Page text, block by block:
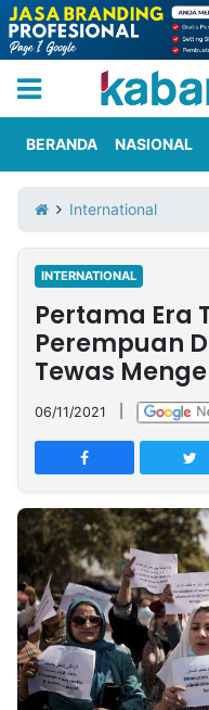
Iklan
Berita
Kami
Nasional
International
Olahraga
Entertainment
Daerah
Pariwisata
Kuliner
Kolom
Network
PT
TREETAN
INDONESIA
Partner
Insight
NTB
Suara
Time
Lens
IDN
Daily
Jogja
Jalan
Rakyat
Idealita
News
Kita
Notice
Dinamikapost.com
Radar
Baru
Seedbacklink
BERANDA NASIONAL
International
INTERNATIONAL
Pertama Era
Perempuan
Tewas
06/11/2021